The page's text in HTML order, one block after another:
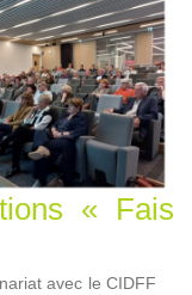
« Fais
avec le CIDFF